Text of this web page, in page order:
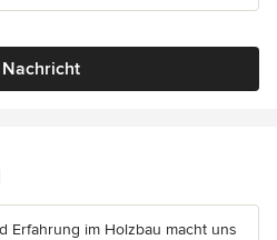
Nachricht
Erfahrung im Holzbau macht uns